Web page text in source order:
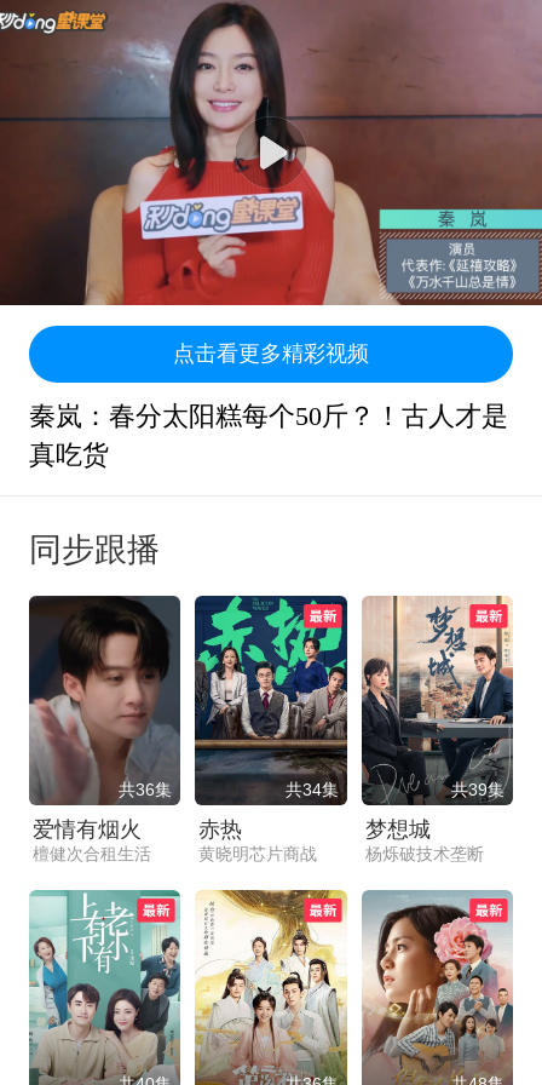
点击看更多精彩视频
秦岚：春分太阳糕每个50斤？！古人才是
真吃货
同步跟播
共36集
爱情有烟火
檀健次合租生活
共34集
赤热
黄晓明芯片商战
共39集
梦想城
杨烁破技术垄断